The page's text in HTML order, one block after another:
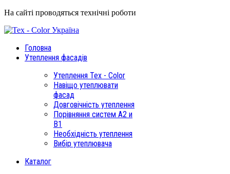
На сайті проводяться технічні роботи
Головна
Утеплення фасадів
Утеплення Tex - Color
Навіщо утеплювати
фасад
Довговічність утеплення
Порівняння систем А2 и
В1
Необхідність утеплення
Вибір утеплювача
Каталог